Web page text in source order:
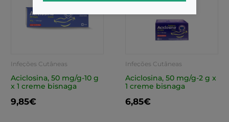
Infeções Cutâneas
Aciclosina, 50 mg/g-10 g
x 1 creme bisnaga
9,85€
Infeções Cutâneas
Aciclosina, 50 mg/g-2 g x
1 creme bisnaga
6,85€